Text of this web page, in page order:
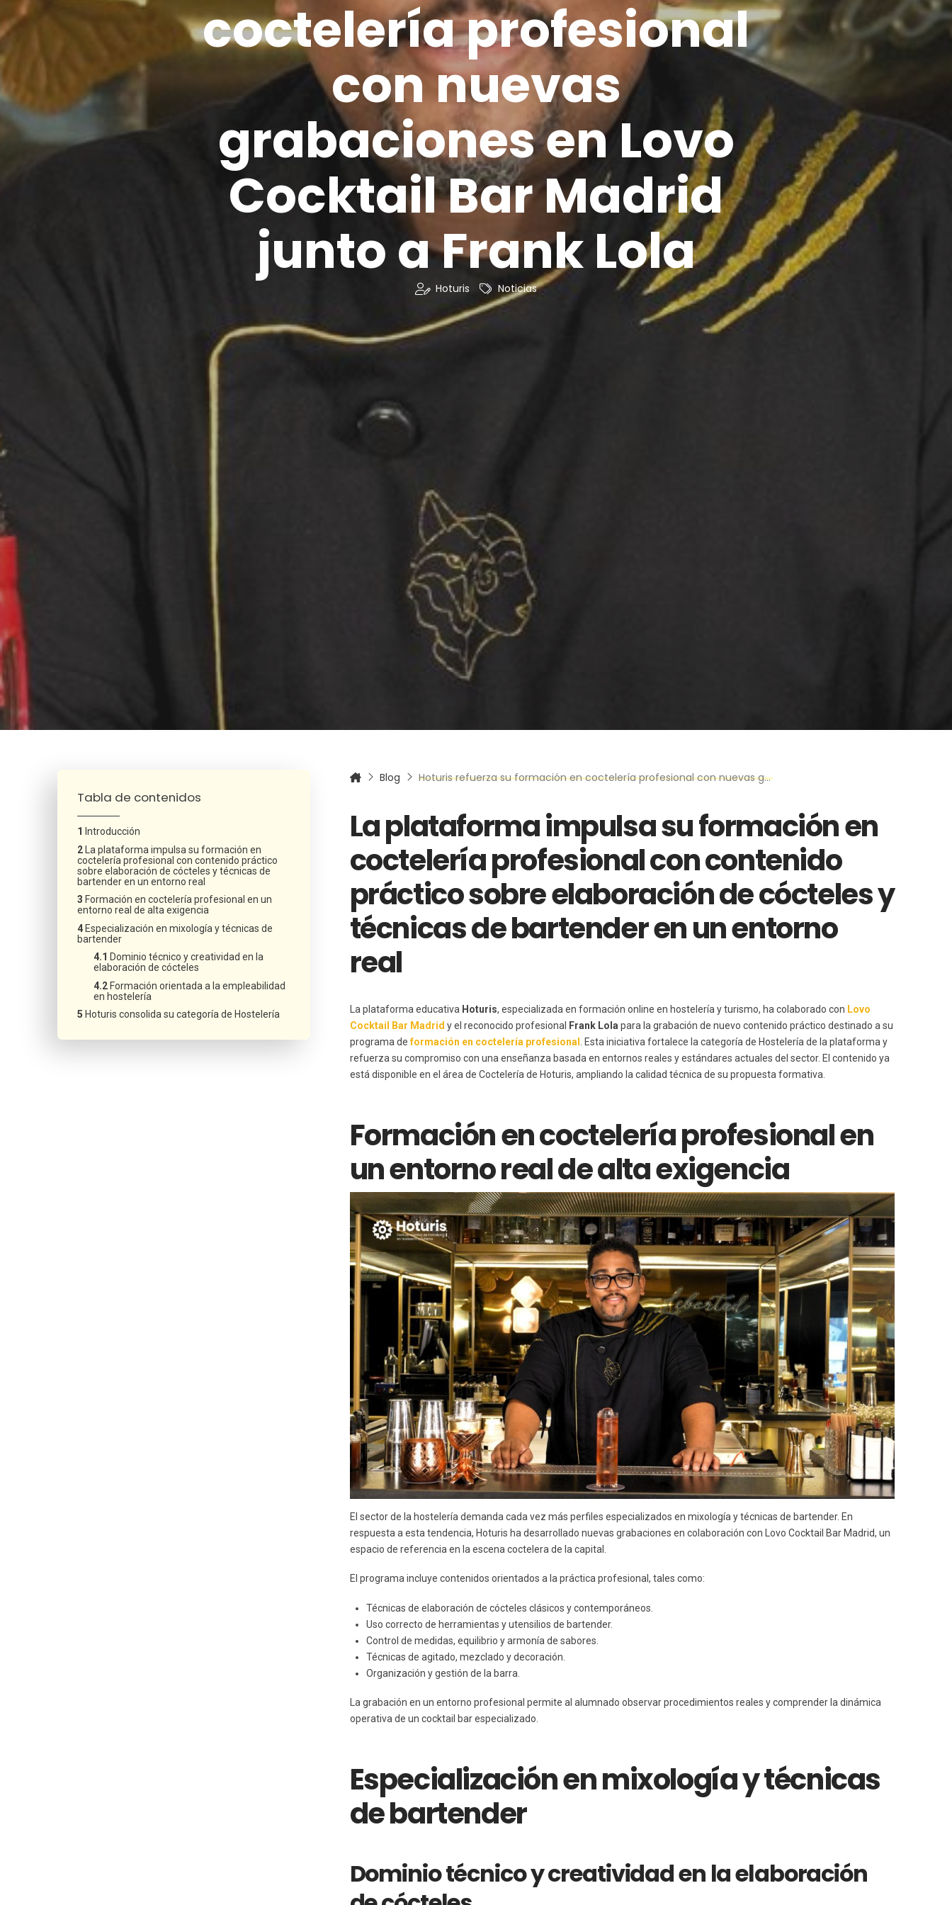
coctelería profesional
con nuevas
grabaciones en Lovo
Cocktail Bar Madrid
junto a Frank Lola
Hoturis Noticias
Tabla de contenidos
Introducción
La plataforma impulsa su formación en
coctelería profesional con contenido práctico
sobre elaboración de cócteles y técnicas de
bartender en un entorno real
Formación en coctelería profesional en un
entorno real de alta exigencia
Especialización en mixología y técnicas de
bartender
Dominio técnico y creatividad en la
elaboración de cócteles
Formación orientada a la empleabilidad
en hostelería
Hoturis consolida su categoría de Hostelería
Blog Hoturis refuerza su formación en coctelería profesional con nuevas grabaciones en Lovo Cocktail Bar Madrid junto a Frank Lola
La plataforma impulsa su formación en
coctelería profesional con contenido
práctico sobre elaboración de cócteles y
técnicas de bartender en un entorno
real
La plataforma educativa Hoturis, especializada en formación online en hostelería y turismo, ha colaborado con Lovo
Cocktail Bar Madrid y el reconocido profesional Frank Lola para la grabación de nuevo contenido práctico destinado a su
programa deformación en coctelería profesional
. Esta iniciativa fortalece la categoría de Hostelería de la plataforma y
refuerza su compromiso con una enseñanza basada en entornos reales y estándares actuales del sector. El contenido ya
está disponible en el área de Coctelería de Hoturis, ampliando la calidad técnica de su propuesta formativa.
Formación en coctelería profesional en
un entorno real de alta exigencia
El sector de la hostelería demanda cada vez más perfiles especializados en mixología y técnicas de bartender. En
respuesta a esta tendencia, Hoturis ha desarrollado nuevas grabaciones en colaboración con Lovo Cocktail Bar Madrid, un
espacio de referencia en la escena coctelera de la capital.
El programa incluye contenidos orientados a la práctica profesional, tales como:
Técnicas de elaboración de cócteles clásicos y contemporáneos.
Uso correcto de herramientas y utensilios de bartender.
Control de medidas, equilibrio y armonía de sabores.
Técnicas de agitado, mezclado y decoración.
Organización y gestión de la barra.
La grabación en un entorno profesional permite al alumnado observar procedimientos reales y comprender la dinámica
operativa de un cocktail bar especializado.
Especialización en mixología y técnicas
de bartender
Dominio técnico y creatividad en la elaboración